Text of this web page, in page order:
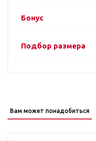
Бонус
Подбор размера
Вам может понадобиться